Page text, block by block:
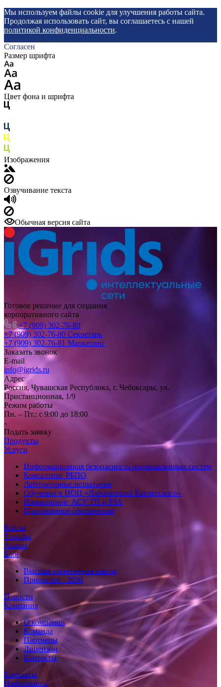
Мы используем файлы cookie для улучшения работы сайта.
Продолжая использовать сайт, вы соглашаетесь с нашей
политикой конфиденциальности.
Согласен
Размер шрифта
Цвет фона и шрифта
Изображения
Озвучивание текста
Обычная версия сайта
Готовое решение для создания
корпоративного сайта
+7 (909) 302-76-80
+7 (909) 302-76-80 Секретарь
+7 (909) 302-76-81 Маркетинг
Заказать звонок
E-mail
info@igrids.ru
Адрес
Россия, Чувашская Республика, г. Чебоксары, ул.
Пристанционная, 1/9
Режим работы
Пн. – Пт.: с 9:00 до 18:00
Подать заявку
Продукты
Услуги
Информационная безопасность промышленных систем
Консалтинг РБПО
Лабораторные испытания
Обучение в НОЦ «Лаборатории Касперского»
Инжиниринг АСУ ТП и РЗА
Программное обеспечение
Кейсы
Тарифы
Акции
Блог
Высшая инженерная школа
Приоритет - 2030
Новости
Компания
О компании
Команда
Партнеры
Лицензии
Контакты
Контакты
Информация